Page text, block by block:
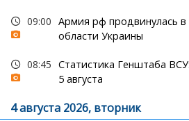
09:00 Армия рф продвинулась в
области Украины
08:45 Статистика Генштаба
5 августа
4 августа 2026, вторник